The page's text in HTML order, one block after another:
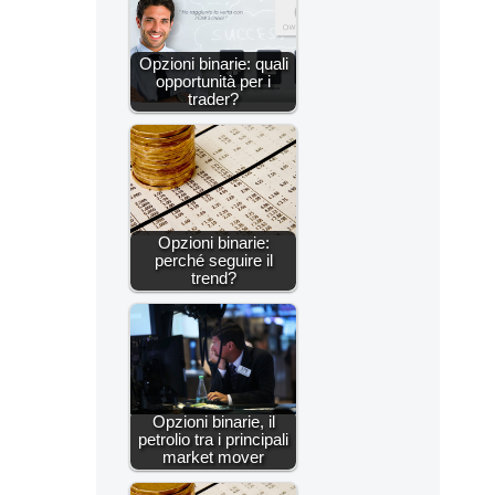
Opzioni binarie: quali
opportunità per i
trader?
Opzioni binarie:
perché seguire il
trend?
Opzioni binarie, il
petrolio tra i principali
market mover